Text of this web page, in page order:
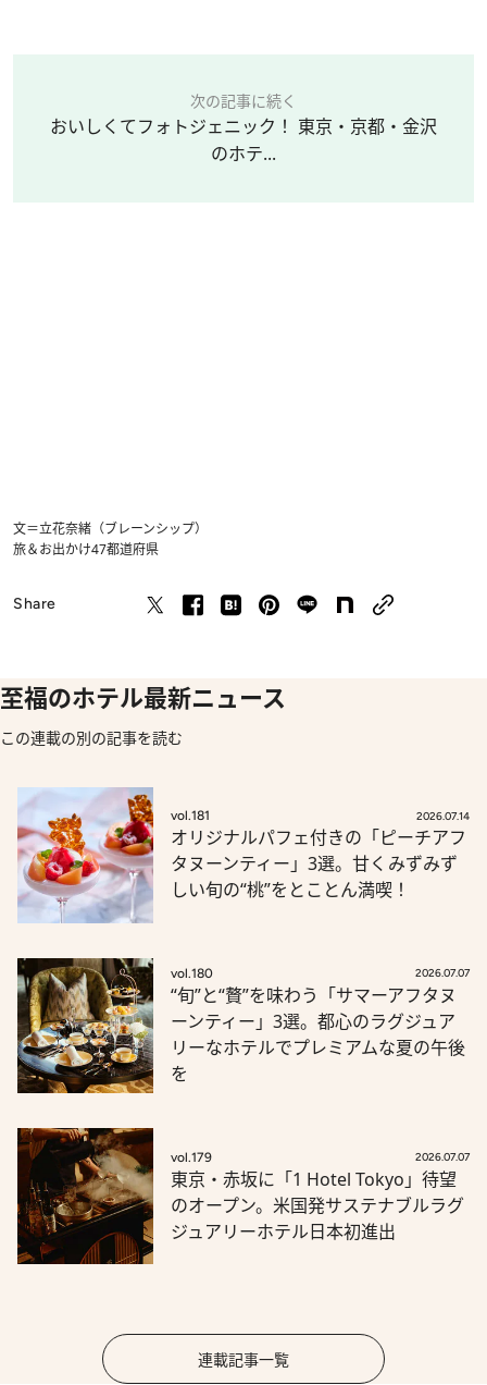
次の記事に続く
おいしくてフォトジェニック！ 東京・京都・金沢
のホテ...
文＝立花奈緒（ブレーンシップ）
旅＆お出かけ47都道府県
Share
至福のホテル最新ニュース
この連載の別の記事を読む
vol.181 2026.07.14
オリジナルパフェ付きの「ピーチアフ
タヌーンティー」3選。甘くみずみず
しい旬の“桃”をとことん満喫！
vol.180 2026.07.07
“旬”と“贅”を味わう「サマーアフタヌ
ーンティー」3選。都心のラグジュア
リーなホテルでプレミアムな夏の午後
を
vol.179 2026.07.07
東京・赤坂に「1 Hotel Tokyo」待望
のオープン。米国発サステナブルラグ
ジュアリーホテル日本初進出
連載記事一覧